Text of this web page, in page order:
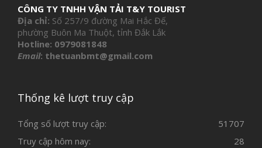
CÔNG TY TNHH VẬN TẢI T&Y TOURIST
Địa chỉ: Số 257/9 đường Mai Hắc Đế,
phường Buôn Ma Thuột, tỉnh Đắk Lắk
Hotline: 0979081848
Email: thetuanbmt@gmail.com
Thống kê lượt truy cập
51707
Tổng số lượt truy cập:
28
Truy cập hôm nay: